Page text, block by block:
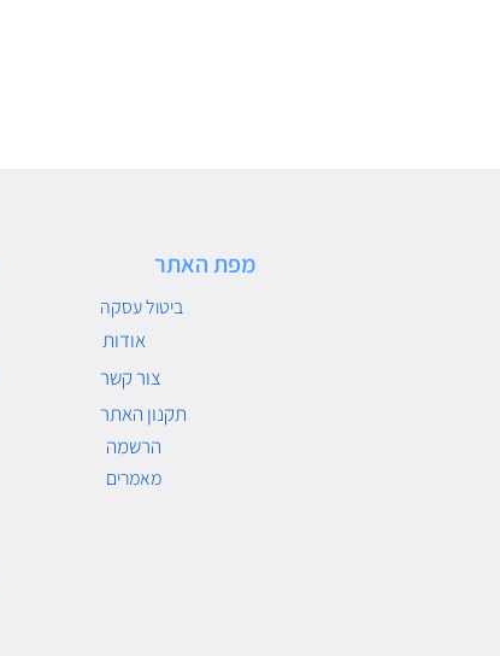
מפת האתר
ביטול עסקה
אודות
צור קשר
תקנון האתר
הרשמה
מאמרים